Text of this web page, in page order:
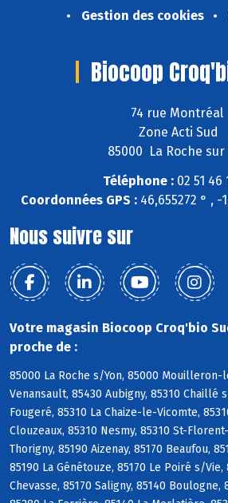
Gestion des cookies
Biocoop
74 rue Montréal
Zone Acti Sud
85000 La Roche sur
Téléphone :02 51 46
Coordonnées GPS :46,655272 ° , -
Nous suivre sur
Votre magasin Biocoop Croq'bio
proche de :
85000 La Roche s/Yon, 85000 Mouilleron-
Venansault, 85430 Aubigny, 85310 Chaillé
Fougeré, 85310 La Chaize-le-Vicomte,
Clouzeaux, 85310 Nesmy, 85310 St-
Thorigny, 85190 Aizenay, 85170 Beaufou,
85190 La Génétouze, 85170 Le Poiré s/
Chevasse, 85170 Saligny, 85140 Boulogne,